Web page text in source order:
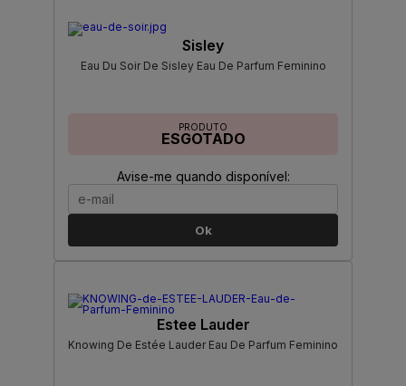
Sisley
Eau Du Soir De Sisley Eau De Parfum Feminino
PRODUTO
ESGOTADO
Avise-me quando disponível:
Ok
Estee Lauder
Knowing De Estée Lauder Eau De Parfum Feminino